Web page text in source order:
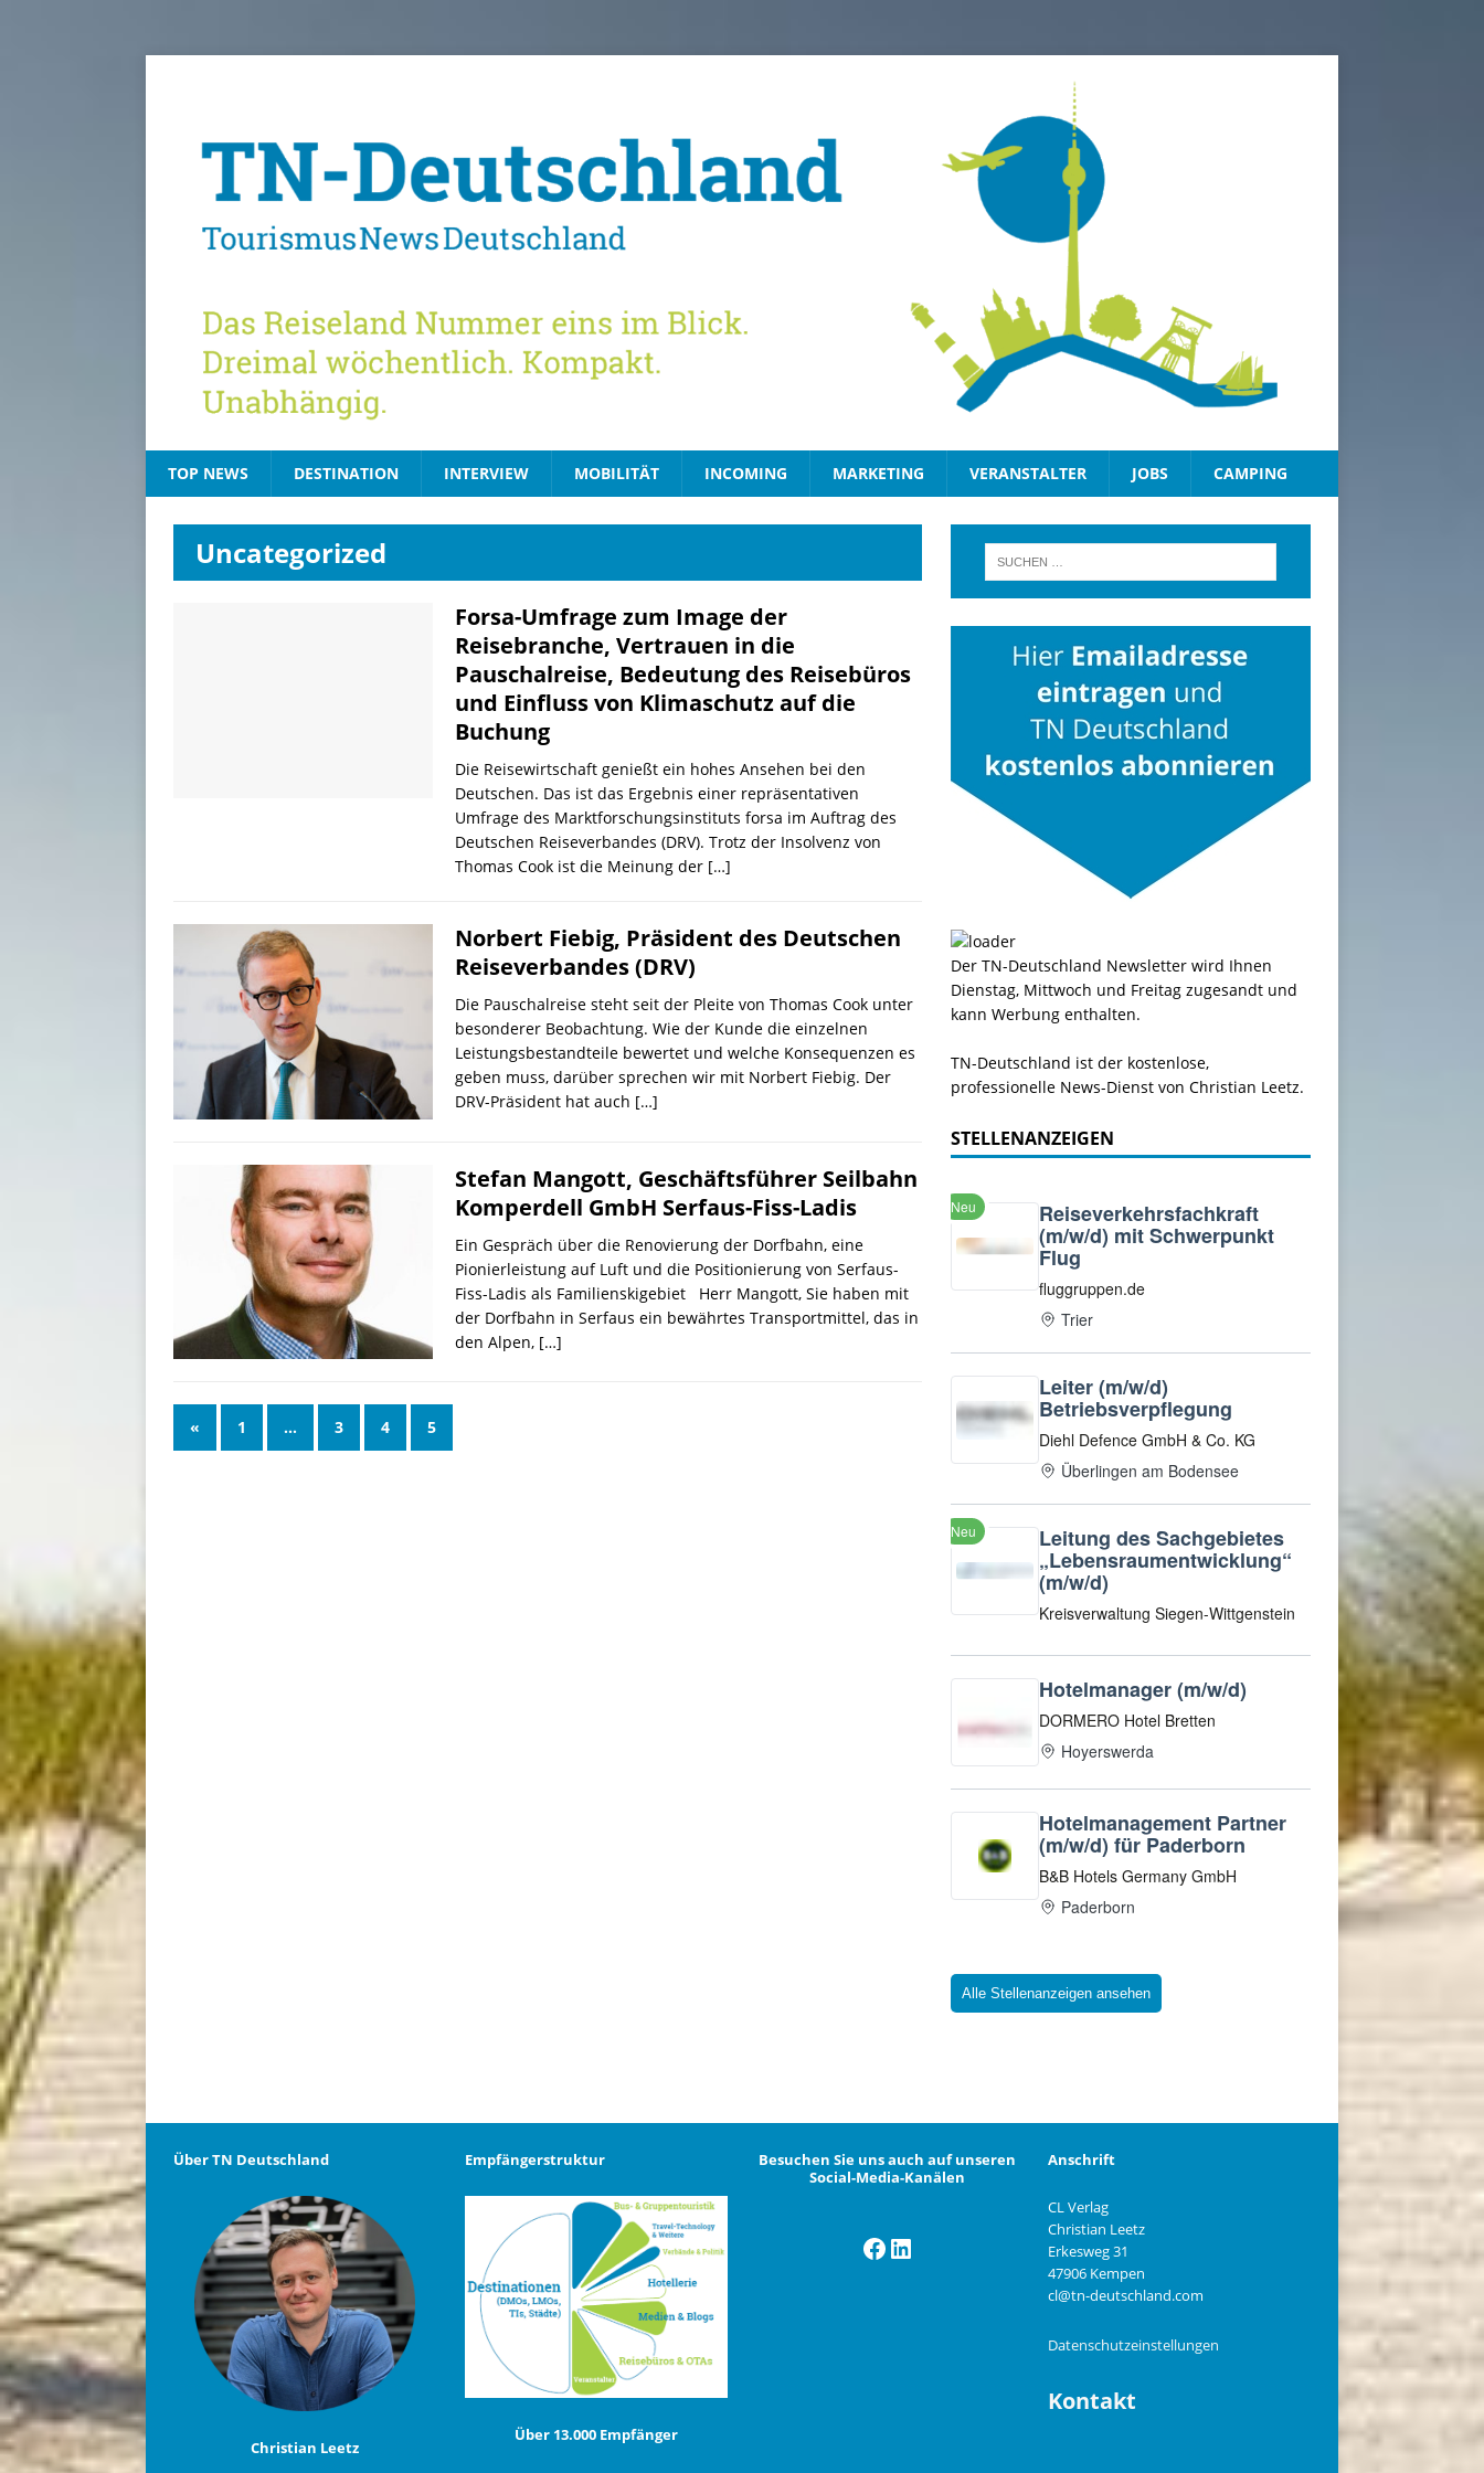
TOP NEWS DESTINATION INTERVIEW MOBILITÄT INCOMING MARKETING VERANSTALTER JOBS CAMPING
Uncategorized
Forsa-Umfrage zum Image der
Reisebranche, Vertrauen in die
Pauschalreise, Bedeutung des Reisebüros
und Einfluss von Klimaschutz auf die
Buchung
Die Reisewirtschaft genießt ein hohes Ansehen bei den
Deutschen. Das ist das Ergebnis einer repräsentativen
Umfrage des Marktforschungsinstituts forsa im Auftrag des
Deutschen Reiseverbandes (DRV). Trotz der Insolvenz von
Thomas Cook ist die Meinung der […]
Norbert Fiebig, Präsident des Deutschen
Reiseverbandes (DRV)
Die Pauschalreise steht seit der Pleite von Thomas Cook unter
besonderer Beobachtung. Wie der Kunde die einzelnen
Leistungsbestandteile bewertet und welche Konsequenzen es
geben muss, darüber sprechen wir mit Norbert Fiebig. Der
DRV-Präsident hat auch […]
Stefan Mangott, Geschäftsführer Seilbahn
Komperdell GmbH Serfaus-Fiss-Ladis
Ein Gespräch über die Renovierung der Dorfbahn, eine
Pionierleistung auf Luft und die Positionierung von Serfaus-
Fiss-Ladis als Familienskigebiet Herr Mangott, Sie haben mit
der Dorfbahn in Serfaus ein bewährtes Transportmittel, das in
den Alpen, […]
« 1 … 3 4 5
Der TN-Deutschland Newsletter wird Ihnen
Dienstag, Mittwoch und Freitag zugesandt und
kann Werbung enthalten.
TN-Deutschland ist der kostenlose,
professionelle News-Dienst von Christian Leetz.
STELLENANZEIGEN
Alle Stellenanzeigen ansehen
Über TN Deutschland
Christian Leetz
Empfängerstruktur
Über 13.000 Empfänger
Besuchen Sie uns auch auf unseren
Social-Media-Kanälen
Facebook
LinkedIn
Anschrift
CL Verlag
Christian Leetz
Erkesweg 31
47906 Kempen
cl@tn-deutschland.com
Datenschutzeinstellungen
Kontakt